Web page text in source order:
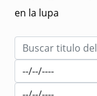
en la lupa